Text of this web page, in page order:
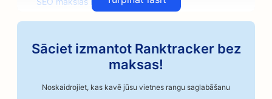
SEO autoservisiem
Sāciet izmantot Ranktracker bez
maksas!
Noskaidrojiet, kas kavē jūsu vietnes rangu saglabāšanu